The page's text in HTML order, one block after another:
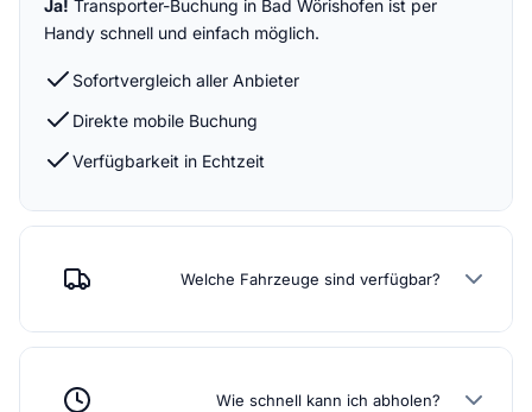
Ja! Transporter-Buchung in Bad Wörishofen ist per
Handy schnell und einfach möglich.
Sofortvergleich aller Anbieter
Direkte mobile Buchung
Verfügbarkeit in Echtzeit
Welche Fahrzeuge sind verfügbar?
Wie schnell kann ich abholen?